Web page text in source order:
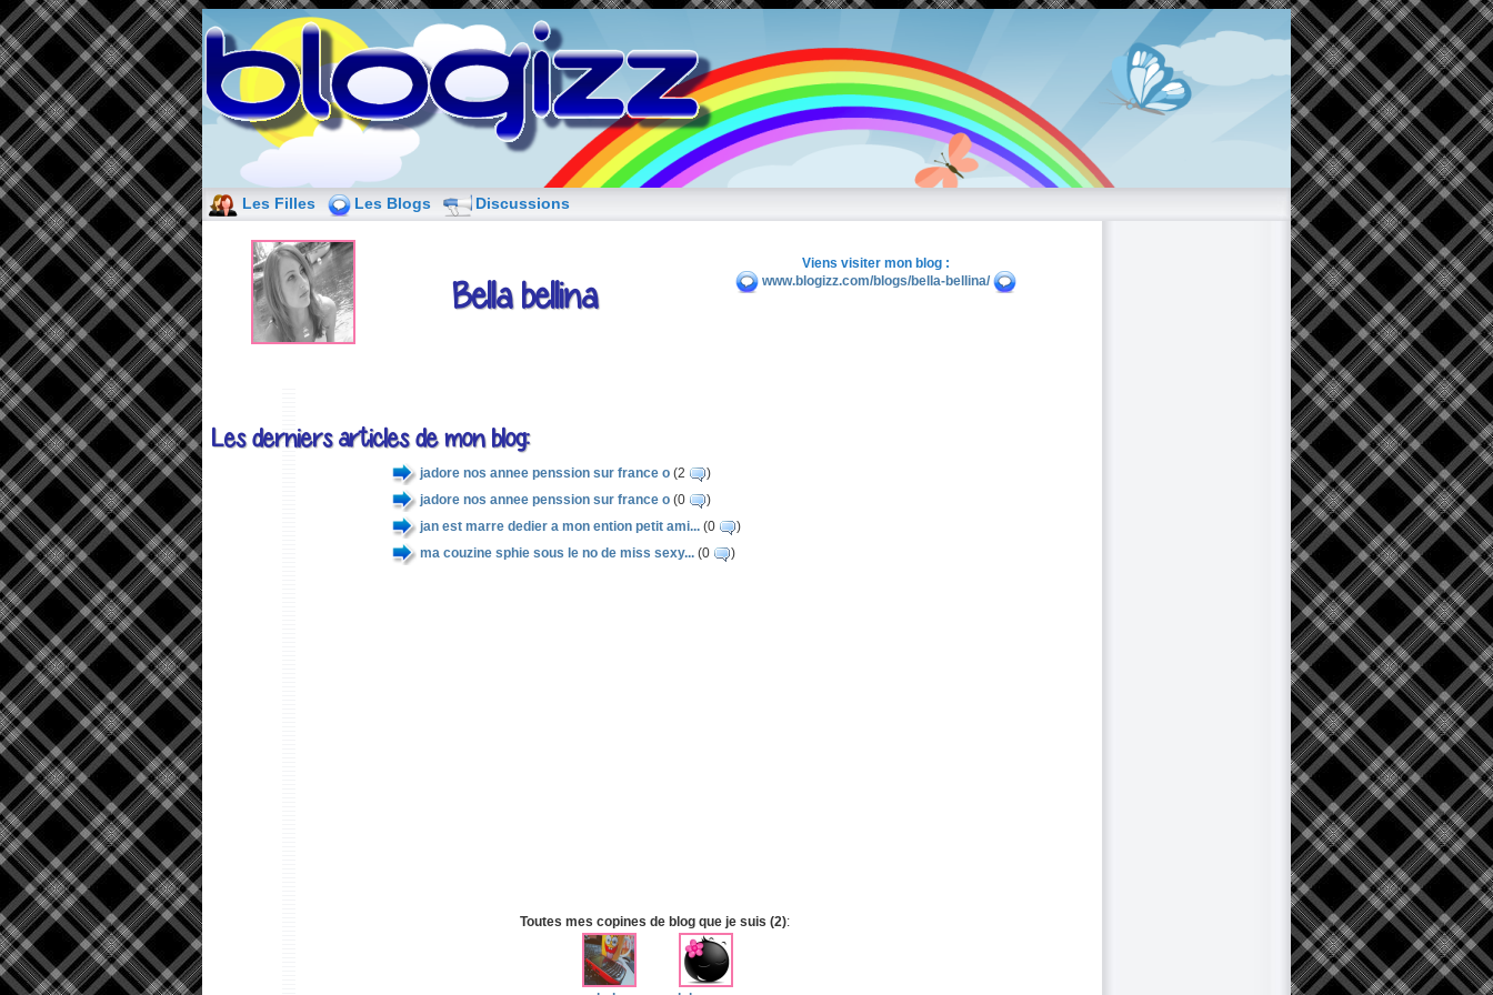
Les Filles Les Blogs Discussions
Bella bellina
Viens visiter mon blog :
www.blogizz.com/blogs/bella-bellina/
Les derniers articles de mon blog:
jadore nos annee penssion sur france o (2
)
jadore nos annee penssion sur france o (0
)
jan est marre dedier a mon ention petit ami... (0
)
ma couzine sphie sous le no de miss sexy... (0 )
Toutes mes copines de blog que je suis (2):